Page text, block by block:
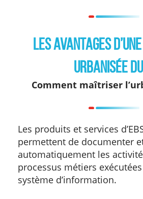
Les avantages
urbanisée du
Comment maîtriser
Les produits et services
permettent de documenter
automatiquement les
processus métiers
système d’information.